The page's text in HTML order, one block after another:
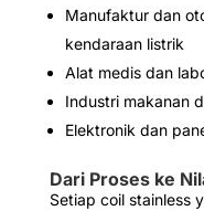
Manufaktur dan
kendaraan listrik
Alat medis dan
Industri makanan
Elektronik dan
Dari Proses ke
Setiap coil stainless